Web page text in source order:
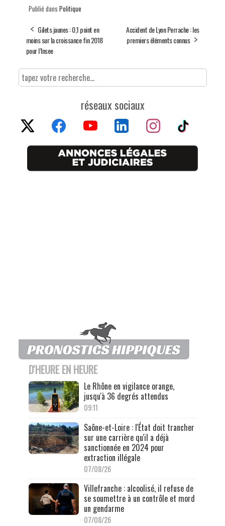
Publié dans Politique
Gilets jaunes : 0,1 point en
moins sur la croissance fin 2018
pour l’Insee
Accident de Lyon Perrache : les
premiers éléments connus
réseaux sociaux
D'HEURE EN HEURE
Le Rhône en vigilance orange,
jusqu'à 36 degrés attendus
09:11
Saône-et-Loire : l'État doit trancher
sur une carrière qu'il a déjà
sanctionnée en 2024 pour
extraction illégale
07/08/26
Villefranche : alcoolisé, il refuse de
se soumettre à un contrôle et mord
un gendarme
07/08/26